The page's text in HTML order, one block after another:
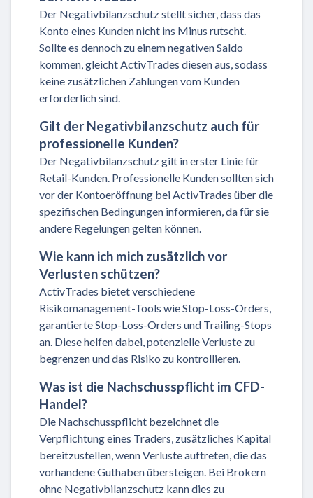
Der Negativbilanzschutz stellt sicher, dass das
Konto eines Kunden nicht ins Minus rutscht.
Sollte es dennoch zu einem negativen Saldo
kommen, gleicht ActivTrades diesen aus, sodass
keine zusätzlichen Zahlungen vom Kunden
erforderlich sind.
Gilt der Negativbilanzschutz auch für
professionelle Kunden?
Der Negativbilanzschutz gilt in erster Linie für
Retail-Kunden. Professionelle Kunden sollten sich
vor der Kontoeröffnung bei ActivTrades über die
spezifischen Bedingungen informieren, da für sie
andere Regelungen gelten können.
Wie kann ich mich zusätzlich vor
Verlusten schützen?
ActivTrades bietet verschiedene
Risikomanagement-Tools wie Stop-Loss-Orders,
garantierte Stop-Loss-Orders und Trailing-Stops
an. Diese helfen dabei, potenzielle Verluste zu
begrenzen und das Risiko zu kontrollieren.
Was ist die Nachschusspflicht im CFD-
Handel?
Die Nachschusspflicht bezeichnet die
Verpflichtung eines Traders, zusätzliches Kapital
bereitzustellen, wenn Verluste auftreten, die das
vorhandene Guthaben übersteigen. Bei Brokern
ohne Negativbilanzschutz kann dies zu